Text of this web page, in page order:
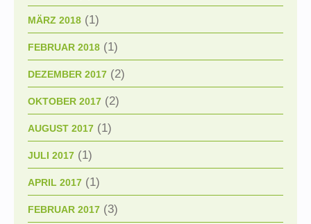
MÄRZ 2018 (1)
FEBRUAR 2018 (1)
DEZEMBER 2017 (2)
OKTOBER 2017 (2)
AUGUST 2017 (1)
JULI 2017 (1)
APRIL 2017 (1)
FEBRUAR 2017 (3)